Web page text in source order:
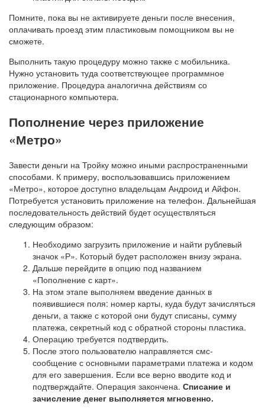
Помните, пока вы не активируете деньги после внесения,
оплачивать проезд этим пластиковым помощником вы не
сможете.
Выполнить такую процедуру можно также с мобильника.
Нужно установить туда соответствующее программное
приложение. Процедура аналогична действиям со
стационарного компьютера.
Пополнение через приложение
«Метро»
Завести деньги на Тройку можно иными распространенными
способами. К примеру, воспользовавшись приложением
«Метро», которое доступно владельцам Андроид и Айфон.
Потребуется установить приложение на телефон. Дальнейшая
последовательность действий будет осуществляться
следующим образом:
Необходимо загрузить приложение и найти рублевый
значок «Р». Который будет расположен внизу экрана.
Дальше перейдите в опцию под названием
«Пополнение с карт».
На этом этапе выполняем введение данных в
появившиеся поля: номер карты, куда будут зачисляться
деньги, а также с которой они будут списаны, сумму
платежа, секретный код с обратной стороны пластика.
Операцию требуется подтвердить.
После этого пользователю направляется смс-
сообщение с основными параметрами платежа и кодом
для его завершения. Если все верно вводите код и
подтверждайте. Операция закончена. Списание и
зачисление денег выполняется мгновенно.